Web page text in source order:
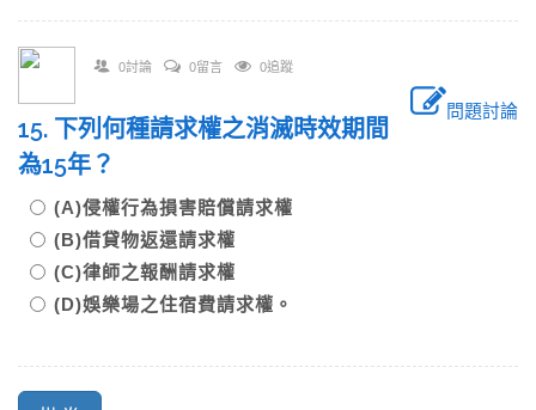
0討論 0留言 0追蹤
問題討論
15. 下列何種請求權之消滅時效期間
為15年？
(A)侵權行為損害賠償請求權
(B)借貸物返還請求權
(C)律師之報酬請求權
(D)娛樂場之住宿費請求權。